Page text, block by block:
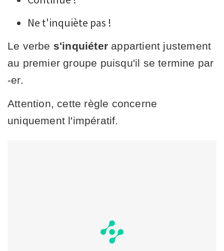
Ne t'inquiète pas !
Le verbe s'inquiéter appartient justement
au premier groupe puisqu'il se termine par
-er.
Attention, cette règle concerne
uniquement l'impératif.